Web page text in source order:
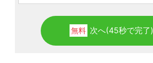
無料 次へ(45秒で完了)